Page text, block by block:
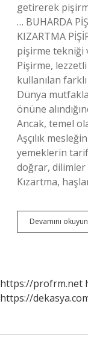
getirerek
… BUHARDA
KIZARTMA
pişirme tekniği
Pişirme, lezzetli
kullanılan
Dünya
önüne
Ancak, temel
Aşçılık
yemeklerin
doğrar, dilimler
Kızartma,
Devamını okuyun
https://profrm.net
https://